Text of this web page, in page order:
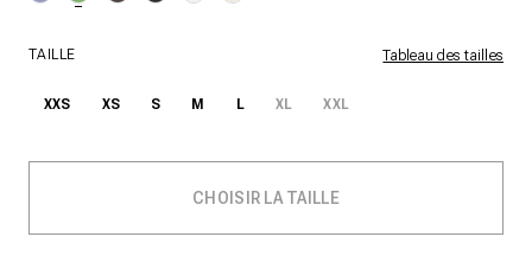
TAILLE Tableau des tailles
XXS XS S M L XL XXL